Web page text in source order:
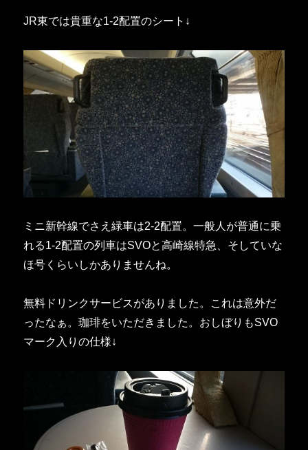
JR東では貴重な1-2配置のシート↓
ミニ新幹線でさえ緑車は2-2配置。一般人が普通に乗
れる1-2配置の列車はSVOと高崎線特急、そしていな
ほ号くらいしかありませんね。
無料ドリンクサービスがありました。これは意外だ
ったなぁ。珈琲をいただきました。おしぼりもSVO
マーク入りの仕様↓